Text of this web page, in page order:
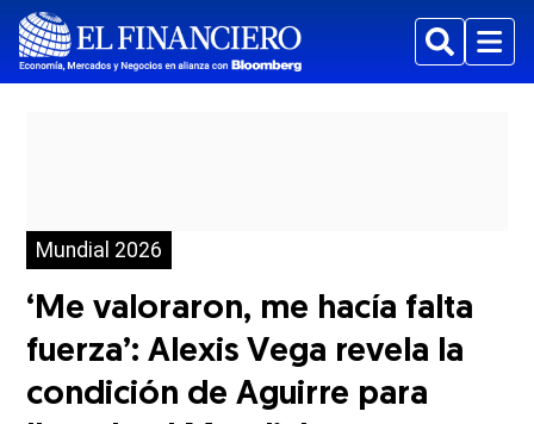
BuscarMenu
Mundial 2026
‘Me valoraron, me hacía falta
fuerza’: Alexis Vega revela la
condición de Aguirre para